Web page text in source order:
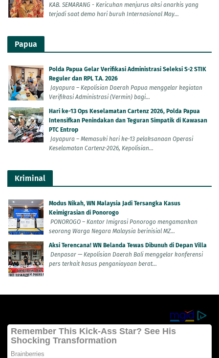
KAB. SEMARANG - Kericuhan menjurus aksi anarkis yang
terjadi saat demo hari buruh Internasional May...
Papua
Polda Papua Gelar Verifikasi Administrasi Seleksi S-2 STIK
Reguler dan RPL T.A. 2026
Jayapura – Kepolisian Daerah Papua menggelar kegiatan
Verifikasi Administrasi (Vermin) bagi...
Hari ke-13 Ops Keselamatan Cartenz 2026, Polda Papua
Intensifkan Penindakan dan Teguran Simpatik di Kawasan
PTC Entrop
Jayapura – Memasuki hari ke-13 pelaksanaan Operasi
Keselamatan Cartenz-2026, Kepolisian...
Kriminal
Modus Nikah, WN Malaysia Jadi Tersangka Kasus
Keimigrasian di Ponorogo
PONOROGO – Kantor Imigrasi Ponorogo mengamankan
seorang Warga Negara Malaysia berinisial MZ...
Aksi Terencana! WN Belanda Tewas Dibunuh di Depan Villa
Denpasar — Kepolisian Daerah Bali menggelar konferensi
pers terkait kasus penganiayaan berat...